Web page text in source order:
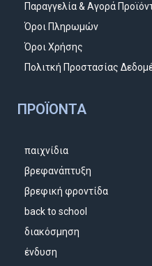
Παραγγελία & Αγορά
Όροι Πληρωμών
Όροι Χρήσης
Πολιτκή Προστασίας
ΠΡΟΪΌΝΤΑ
παιχνίδια
βρεφανάπτυξη
βρεφική φροντίδα
back to school
διακόσμηση
ένδυση